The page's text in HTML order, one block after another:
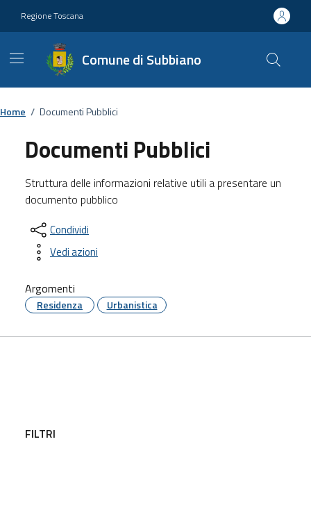
Regione Toscana
Comune di Subbiano
Home / Documenti Pubblici
Documenti Pubblici
Struttura delle informazioni relative utili a presentare un
documento pubblico
Condividi
Vedi azioni
Argomenti
Residenza Urbanistica
FILTRI